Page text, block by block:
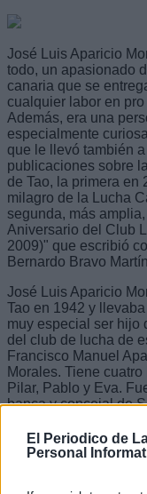
El Periodico de
Personal
José Luis Aparicio
todo, un apasionado
canaria que se
cualquier labor en
Además, era una
especialmente
que le llevó también
publicaciones sobre
de Tao, la primera en
milagro de la Lucha
segunda, más amplia,
Aniversario del Club
2009)" que escribió
Bernardo Bravo
José Luis Aparicio
Tao en 1942 y
muy especial ser hijo
del club de lucha de
Francisco Manuel
Morales. Tiene
Pilar, Pablo y Eva.
banca y concejal de
pasado. En octubre
canaria le rindió un